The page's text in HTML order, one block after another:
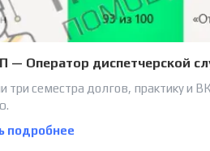
— Оператор диспетчерской
три семестра долгов, практику и
подробнее